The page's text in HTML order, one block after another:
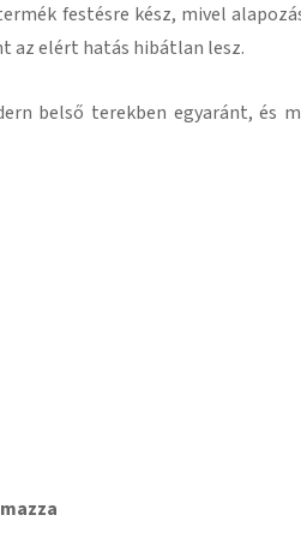
festésre kész, mivel
az elért hatás hibátlan lesz.
belső terekben egyaránt, és